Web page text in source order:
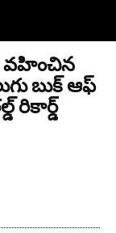
వహించిన
బుక్ ఆఫ్
రికార్డ్